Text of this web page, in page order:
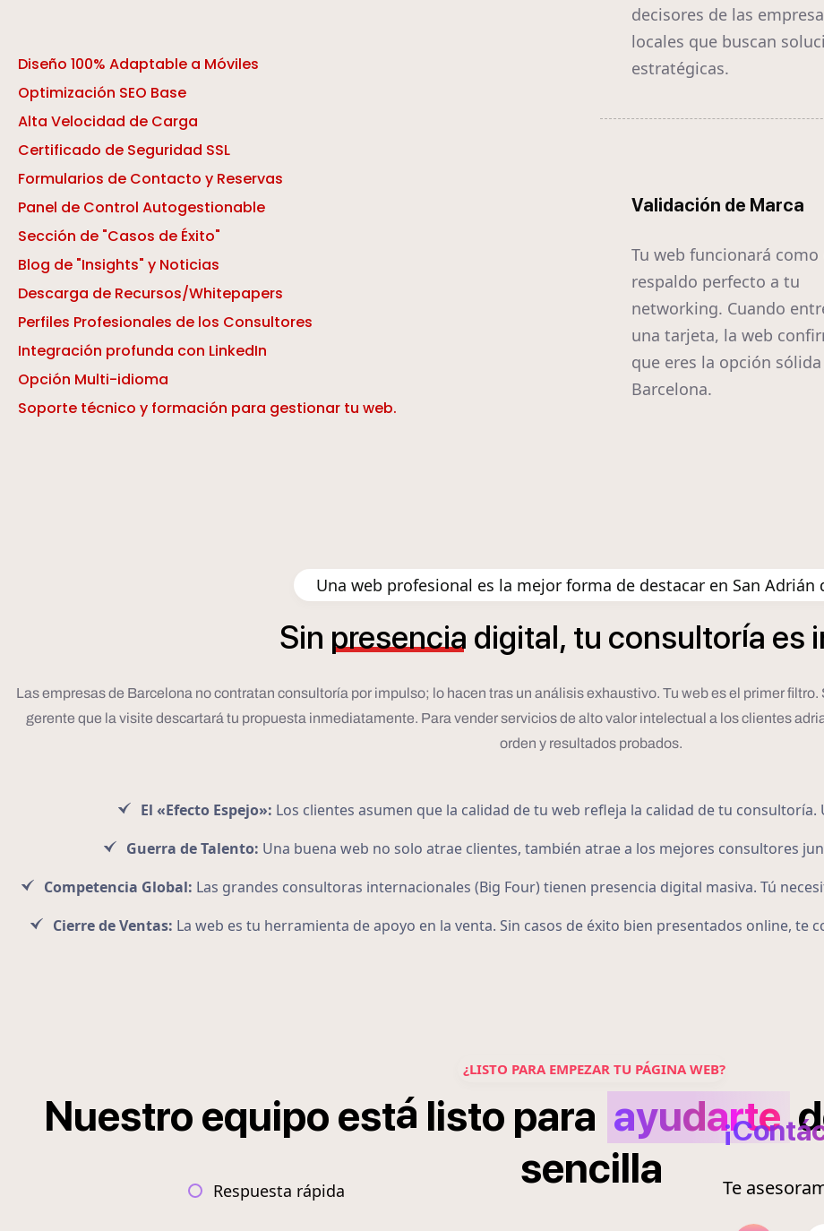
Diseño 100% Adaptable a Móviles
Optimización SEO Base
Alta Velocidad de Carga
Certificado de Seguridad SSL
Formularios de Contacto y Reservas
Panel de Control Autogestionable
Sección de "Casos de Éxito"
Blog de "Insights" y Noticias
Descarga de Recursos/Whitepapers
Perfiles Profesionales de los Consultores
Integración profunda con LinkedIn
Opción Multi-idioma
Soporte técnico y formación para gestionar tu web.
decisores de las
locales que buscan
estratégicas.
Validación de Marca
Tu web funcionará como
respaldo perfecto a tu
networking. Cuando
una tarjeta, la web
que eres la opción
Barcelona.
Una web profesional es la mejor forma de destacar en San Adrián
Sin presencia digital, tu consultoría es
Las empresas de Barcelona no contratan consultoría por impulso; lo hacen tras un análisis exhaustivo. Tu web es el primer
gerente que la visite descartará tu propuesta inmediatamente. Para vender servicios de alto valor intelectual a los clientes
orden y resultados probados.
El «Efecto Espejo»: Los clientes asumen que la calidad de tu web refleja la calidad de tu
Guerra de Talento: Una buena web no solo atrae clientes, también atrae a los mejores consultores
Competencia Global: Las grandes consultoras internacionales (Big Four) tienen presencia digital masiva. Tú
Cierre de Ventas: La web es tu herramienta de apoyo en la venta. Sin casos de éxito bien presentados online,
¿LISTO PARA EMPEZAR TU PÁGINA WEB?
Nuestro equipo está listo para ayudarte
sencilla
Respuesta rápida Te